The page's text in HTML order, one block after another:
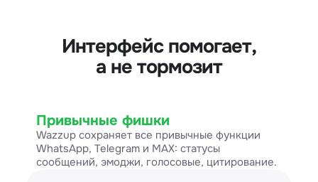
Интерфейс помогает,
а не тормозит
Привычные фишки
Wazzup сохраняет все привычные функции
WhatsApp, Telegram и MAX: статусы
сообщений, эмоджи, голосовые, цитирование.